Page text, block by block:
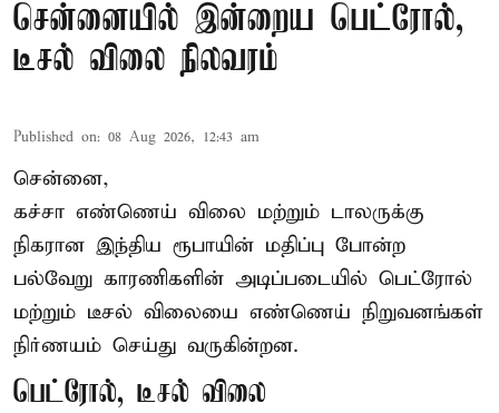
சென்னையில் இன்றைய பெட்ரோல்,
டீசல் விலை நிலவரம்
Published on: 08 Aug 2026, 12:43 am
சென்னை,
கச்சா எண்ணெய் விலை மற்றும் டாலருக்கு
நிகரான இந்திய ரூபாயின் மதிப்பு போன்ற
பல்வேறு காரணிகளின் அடிப்படையில் பெட்ரோல்
மற்றும் டீசல் விலையை எண்ணெய் நிறுவனங்கள்
நிர்ணயம் செய்து வருகின்றன.
பெட்ரோல், டீசல் விலை